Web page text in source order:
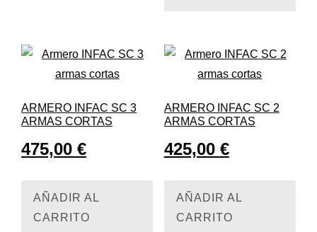
ARMERO INFAC SC 3
ARMAS CORTAS
475,00 €
AÑADIR AL
CARRITO
ARMERO INFAC SC 2
ARMAS CORTAS
425,00 €
AÑADIR AL
CARRITO